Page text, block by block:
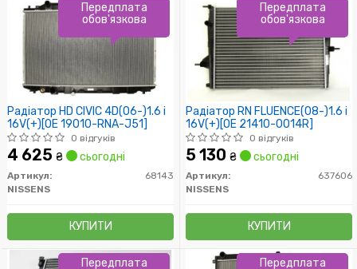
Радіатор HD CIVIC 4D(06-)1.6 i
16V(+)[OE 19010-RNA-J51]
0 відгуків
4 625 ₴ сьогодні
Артикул:
68143
NISSENS
КУПИТИ
Передплата
обов'язкова
Радіатор RN FLUENCE(08-)1.6 i
16V(+)[OE 21410-0014R]
0 відгуків
5 130 ₴ сьогодні
Артикул:
637606
NISSENS
КУПИТИ
Передплата
обов'язкова
Передплата
Передплата